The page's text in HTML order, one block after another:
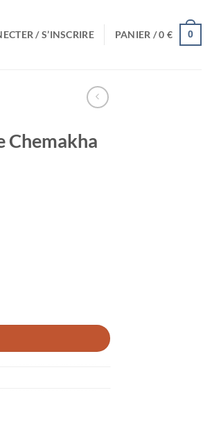
/ S’INSCRIRE PANIER /0€ 0
Chemakha